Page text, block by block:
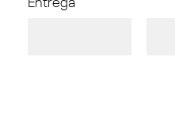
Entrega